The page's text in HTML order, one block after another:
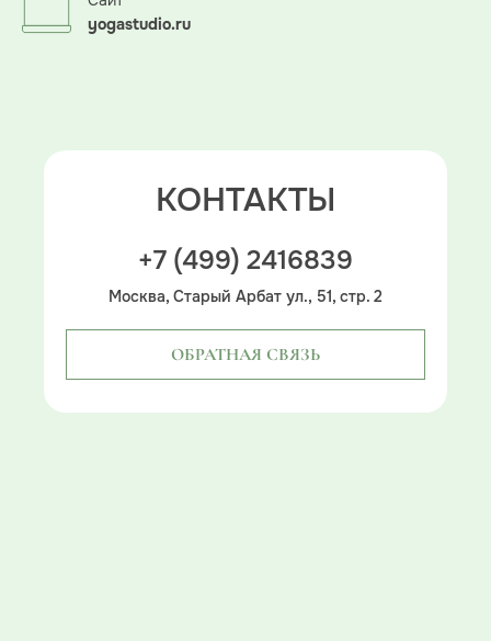
yogastudio.ru
КОНТАКТЫ
+7 (499) 2416839
Москва, Старый Арбат ул., 51, стр. 2
ОБРАТНАЯ СВЯЗЬ